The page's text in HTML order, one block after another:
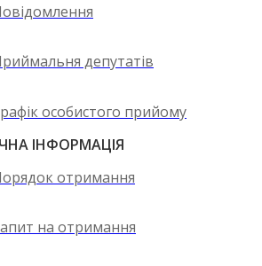
депутатів
особистого прийому
ІНФОРМАЦІЯ
отримання
на отримання